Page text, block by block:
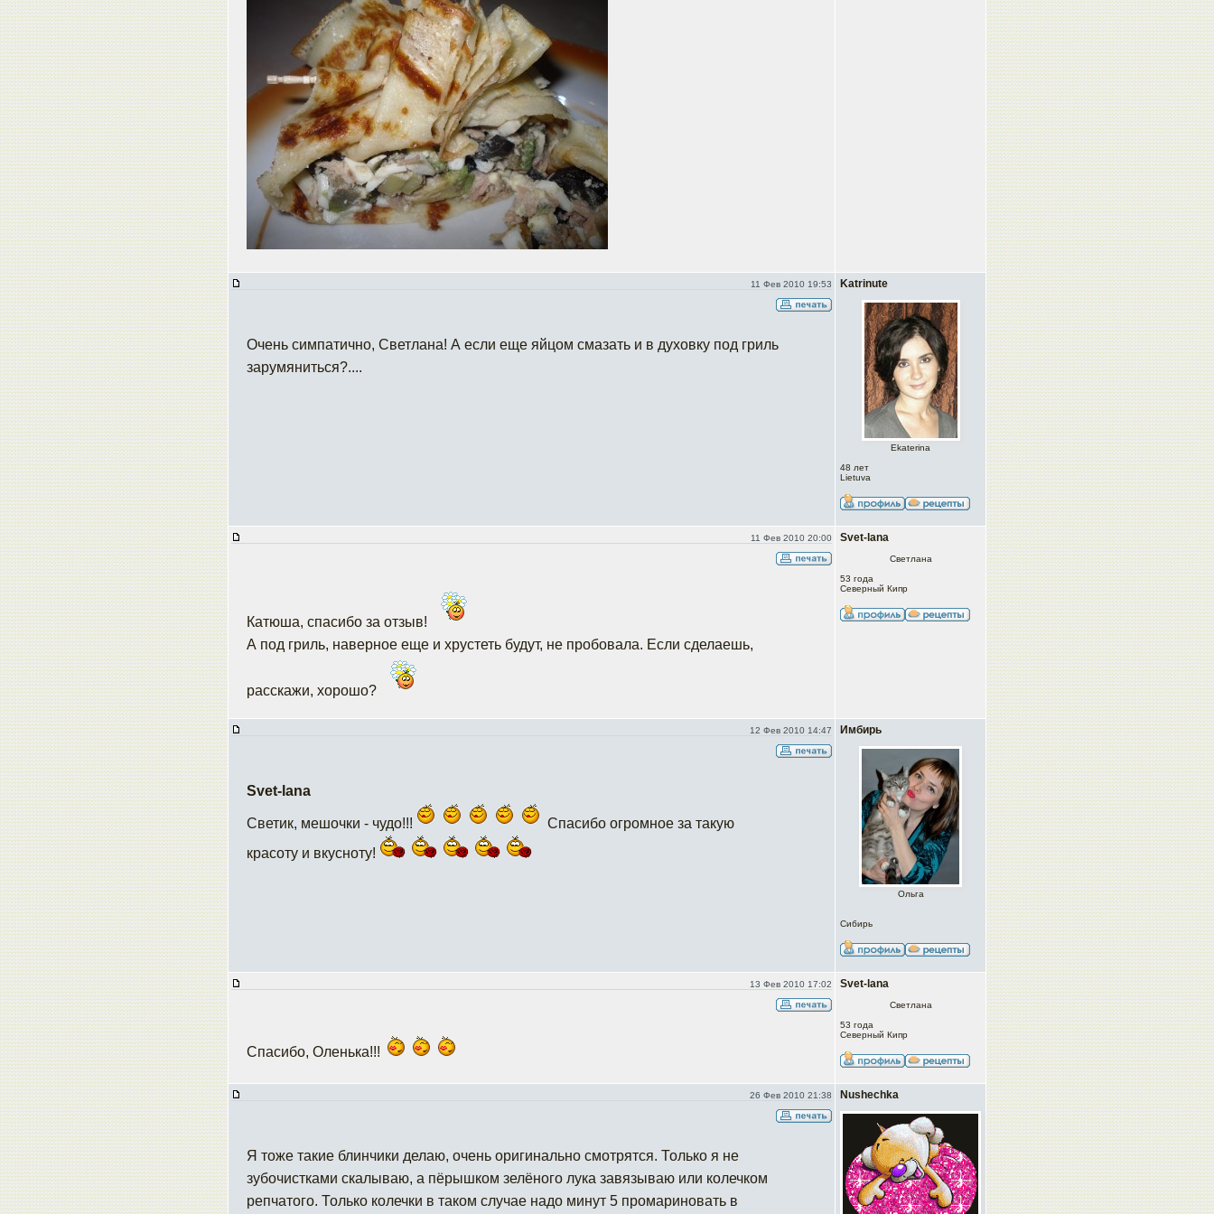
11 Фев 2010 19:53 Katrinute
Ekaterina
48 лет
Lietuva
Очень симпатично, Светлана! А если еще яйцом смазать и в духовку под гриль
зарумяниться?....
11 Фев 2010 20:00 Svet-lana
Светлана
53 года
Северный Кипр
Катюша, спасибо за отзыв!
А под гриль, наверное еще и хрустеть будут, не пробовала. Если сделаешь,
расскажи, хорошо?
12 Фев 2010 14:47 Имбирь
Ольга
Сибирь
Svet-lana
Светик, мешочки - чудо!!!
Спасибо огромное за такую
красоту и вкусноту!
13 Фев 2010 17:02 Svet-lana
Светлана
53 года
Северный Кипр
Спасибо, Оленька!!!
26 Фев 2010 21:38 Nushechka
Я тоже такие блинчики делаю, очень оригинально смотрятся. Только я не
зубочистками скалываю, а пёрышком зелёного лука завязываю или колечком
репчатого. Только колечки в таком случае надо минут 5 промариновать в